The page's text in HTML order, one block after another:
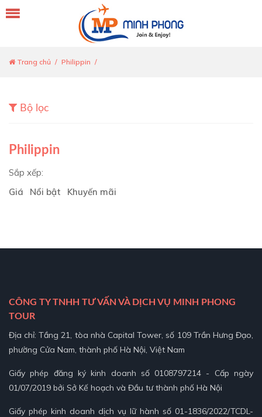
Trang chủ Philippin
Bộ lọc
Philippin
Sắp xếp:
Giá
Nổi bật Khuyến mãi
CÔNG TY TNHH TƯ VẤN VÀ DỊCH VỤ MINH PHONG
TOUR
Địa chỉ: Tầng 21, tòa nhà Capital Tower, số 109 Trần Hưng Đạo,
phường Cửa Nam, thành phố Hà Nội, Việt Nam
Giấy phép đăng ký kinh doanh số 0108797214 - Cấp ngày
01/07/2019 bởi Sở Kế hoạch và Đầu tư thành phố Hà Nội
Giấy phép kinh doanh dịch vụ lữ hành số 01-1836/2022/TCDL-